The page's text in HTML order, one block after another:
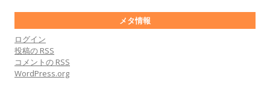
メタ情報
ログイン
投稿の RSS
コメントの RSS
WordPress.org